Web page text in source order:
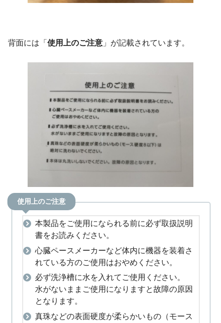
背面には「 使用上のご注意 」が記載されています。
使用上のご注意
本製品をご使用になられる前に必ず取扱説明
書をお読みください。
心臓ペースメーカーなど体内に機器を装着さ
れている方のご使用はおやめください。
必ず洗浄槽に水を入れてご使用ください。
水がないままご使用になりますと故障の原因
となります。
真珠などの表面硬度が柔らかいもの（モース